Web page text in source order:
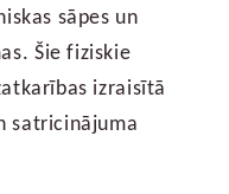
sāpes un
Šie fiziskie
izraisītā
satricinājuma